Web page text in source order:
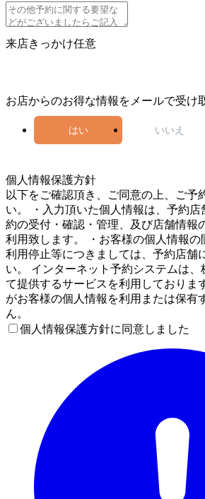
来店きっかけ任意
お店からのお得な情報をメールで受け
はい いいえ
個人情報保護方針
以下をご確認頂き、ご同意の上、ご予
い。 ・入力頂いた個人情報は、予約
約の受付・確認・管理、及び店舗情報
利用致します。 ・お客様の個人情報の
利用停止等につきましては、予約店舗
い。 インターネット予約システムは、
て提供するサービスを利用しておりま
がお客様の個人情報を利用または保有
ん。
個人情報保護方針に同意しました